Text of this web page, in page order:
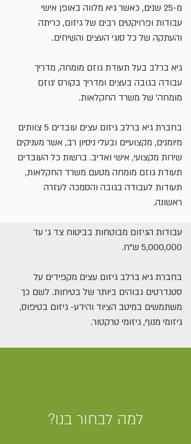
מ-25 שנים, כאשר גיא מלווה באופן אישי
עבודות ופרויקטים רבים של גיזום, כריתה
והעתקה של כל סוגי העצים והשיחים.
גיא ברלב בעל תעודת גוזם מומחה, מדריך
עבודה בגובה בעצים ומדריך בקורס 'גוזם
מומחה' של משרד החקלאות.
בחברת גיא ברלב גיזום עצים עובדים 5 צוותים
מיומנים, מקצועיים ובעלי ניסיון רב, אשר מעניקים
שירות מקצועי, אישי ואדיב. ברשות כל העובדים
תעודת גוזם מומחה מטעם משרד החקלאות,
תעודות לעבודה בגובה והסמכה לעזרה
ראשונה.
עבודות הגיזום מבוטחות בביטוח צד ג' עד
5,000,000 ש"ח.
בחברת גיא ברלב גיזום עצים מקפידים על
סטנדרטים גבוהים ביותר של בטיחות. לשם כך
משתמשים במיטב הציוד והידע- גיזום בטיפוס,
גיזומי מנוף, גיזומי טרקטור.
למה לבחור בנו?